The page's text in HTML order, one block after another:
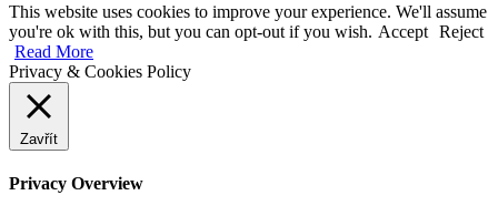
This website uses cookies to improve your experience. We'll assume
you're ok with this, but you can opt-out if you wish. Accept Reject
Read More
Privacy & Cookies Policy
Zavřít
Privacy Overview